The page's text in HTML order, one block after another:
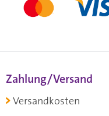
Zahlung/Versand
Versandkosten